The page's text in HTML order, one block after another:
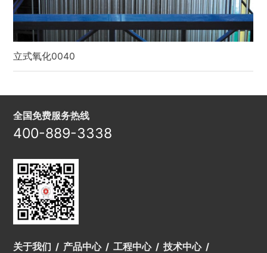
立式氧化0040
关于我们 产品中心 工程中心 技术中心
全国免费服务热线
400-889-3338